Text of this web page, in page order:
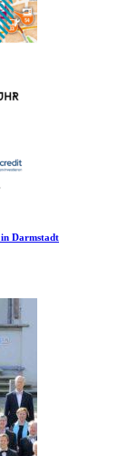
in Darmstadt